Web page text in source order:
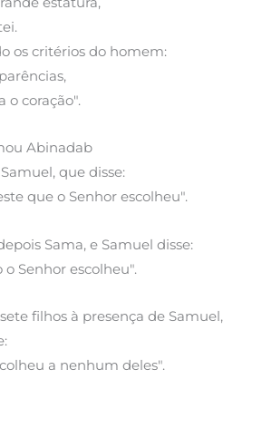
os critérios do homem:
o coração".
Abinadab
que disse:
que o Senhor escolheu".
Sama, e Samuel disse:
Senhor escolheu".
filhos à presença de Samuel,
a nenhum deles".